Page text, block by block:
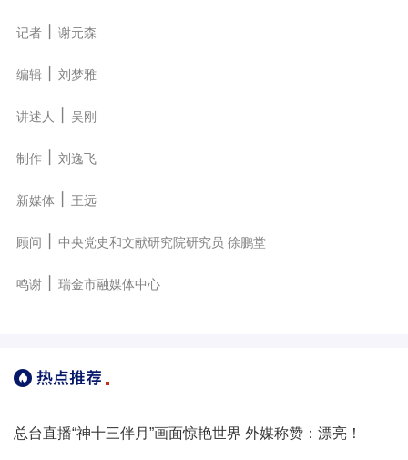
记者丨 谢元森
编辑丨 刘梦雅
讲述人 吴刚
制作丨 刘逸飞
新媒体丨 王远
顾问 中央党史和文献研究院研究员 徐鹏堂
鸣谢丨 瑞金市融媒体中心
总台直播“神十三伴月”画面惊艳世界 外媒称赞：漂亮！